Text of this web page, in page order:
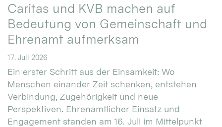
Caritas und KVB machen auf
Bedeutung von Gemeinschaft und
Ehrenamt aufmerksam
17. Juli 2026
Ein erster Schritt aus der Einsamkeit: Wo
Menschen einander Zeit schenken, entstehen
Verbindung, Zugehörigkeit und neue
Perspektiven. Ehrenamtlicher Einsatz und
Engagement standen am 16. Juli im Mittelpunkt